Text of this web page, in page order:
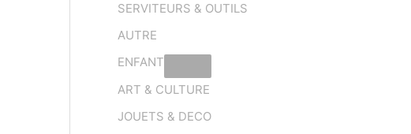
SERVITEURS & OUTILS
AUTRE
ENFANT
ART & CULTURE
JOUETS & DECO